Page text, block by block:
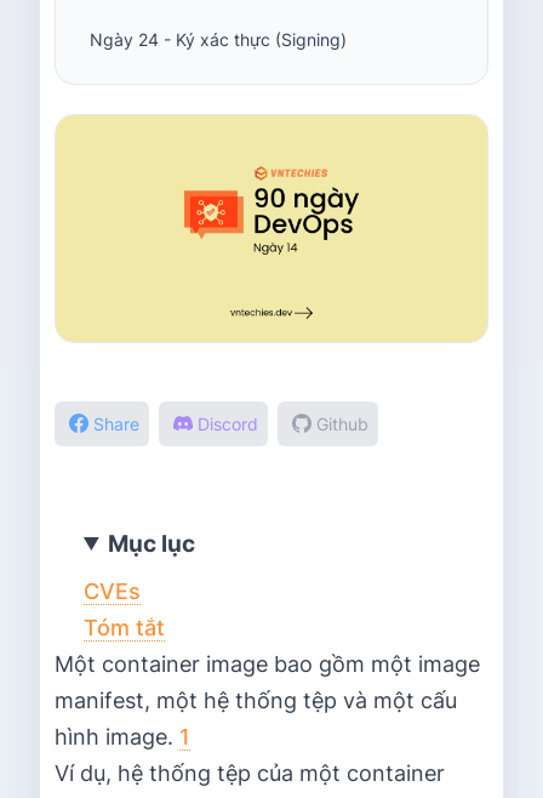
Ngày 24 - Ký xác thực (Signing)
Share Discord Github
Mục lục
CVEs
Tóm tắt
Một container image bao gồm một image
manifest, một hệ thống tệp và một cấu
hình image. 1
Ví dụ, hệ thống tệp của một container